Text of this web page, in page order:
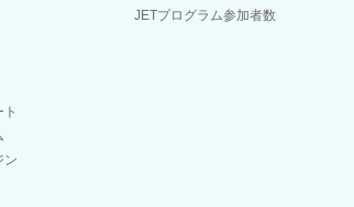
ン
JETプログラム参加者数